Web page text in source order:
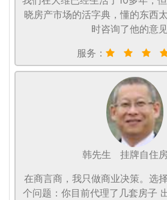
晓房产市场的活字典，懂的东西
时咨询了他的意见
服务：
韩先生
挂牌自住
在商言商，我只做商业决策。选
个问题：你目前代理了几套房子